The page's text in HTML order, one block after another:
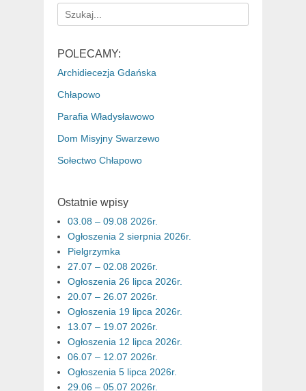
Search
for:
POLECAMY:
Archidiecezja Gdańska
Chłapowo
Parafia Władysławowo
Dom Misyjny Swarzewo
Sołectwo Chłapowo
Ostatnie wpisy
03.08 – 09.08 2026r.
Ogłoszenia 2 sierpnia 2026r.
Pielgrzymka
27.07 – 02.08 2026r.
Ogłoszenia 26 lipca 2026r.
20.07 – 26.07 2026r.
Ogłoszenia 19 lipca 2026r.
13.07 – 19.07 2026r.
Ogłoszenia 12 lipca 2026r.
06.07 – 12.07 2026r.
Ogłoszenia 5 lipca 2026r.
29.06 – 05.07 2026r.